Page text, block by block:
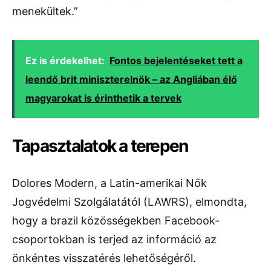
menekültek.”
Ez is érdekelhet: Fontos bejelentéseket tett a
leendő brit miniszterelnök – az Angliában élő
magyarokat is érinthetik a tervek
Tapasztalatok a terepen
Dolores Modern, a Latin-amerikai Nők
Jogvédelmi Szolgálatától (LAWRS), elmondta,
hogy a brazil közösségekben Facebook-
csoportokban is terjed az információ az
önkéntes visszatérés lehetőségéről.